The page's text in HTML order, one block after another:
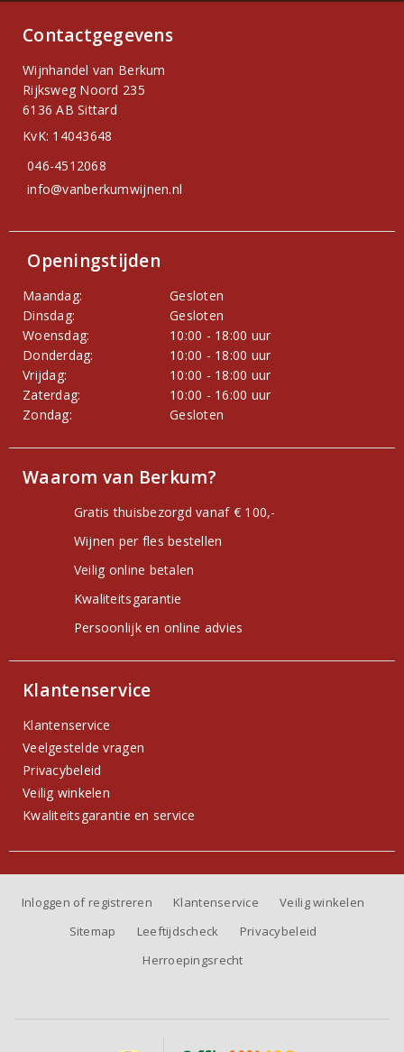
Contactgegevens
Wijnhandel van Berkum
Rijksweg Noord 235
6136 AB Sittard
KvK: 14043648
046-4512068
info@vanberkumwijnen.nl
Openingstijden
Maandag:
Gesloten
Dinsdag:
Gesloten
Woensdag:
10:00 - 18:00 uur
Donderdag:
10:00 - 18:00 uur
Vrijdag:
10:00 - 18:00 uur
Zaterdag:
10:00 - 16:00 uur
Zondag:
Gesloten
Waarom van Berkum?
Gratis thuisbezorgd vanaf € 100,-
Wijnen per fles bestellen
Veilig online betalen
Kwaliteitsgarantie
Persoonlijk en online advies
Klantenservice
Klantenservice
Veelgestelde vragen
Privacybeleid
Veilig winkelen
Kwaliteitsgarantie en service
Inloggen of registreren Klantenservice
Veilig winkelen
Sitemap
Leeftijdscheck
Privacybeleid
Herroepingsrecht